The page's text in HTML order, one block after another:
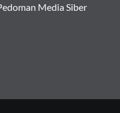
Media Siber